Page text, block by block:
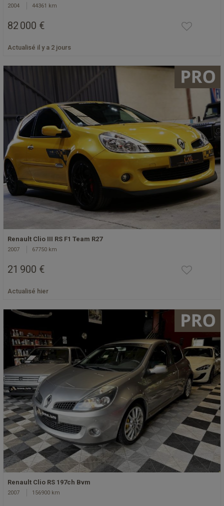
2004 44361 km
82 000 €
Actualisé il y a 2 jours
Renault Clio III RS F1 Team R27
2007 67750 km
21 900 €
Actualisé hier
Renault Clio RS 197ch Bvm
2007 156900 km